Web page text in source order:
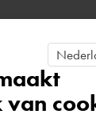
your